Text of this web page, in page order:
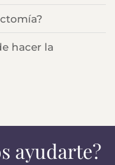
hacer la
ayudarte?